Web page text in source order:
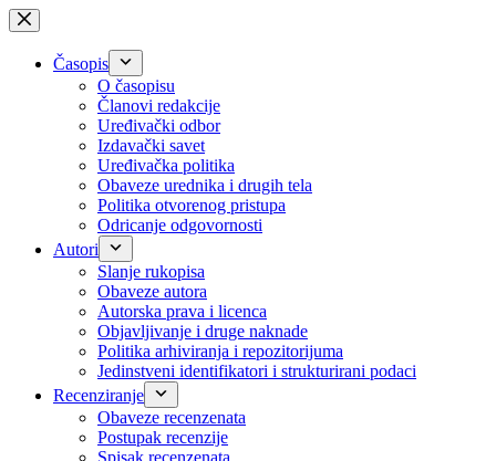
Skip
to
contentČasopis
O časopisu
Članovi redakcije
Uređivački odbor
Izdavački savet
Uređivačka politika
Obaveze urednika i drugih tela
Politika otvorenog pristupa
Odricanje odgovornosti
Autori
Slanje rukopisa
Obaveze autora
Autorska prava i licenca
Objavljivanje i druge naknade
Politika arhiviranja i repozitorijuma
Jedinstveni identifikatori i strukturirani podaci
Recenziranje
Obaveze recenzenata
Postupak recenzije
Spisak recenzenata